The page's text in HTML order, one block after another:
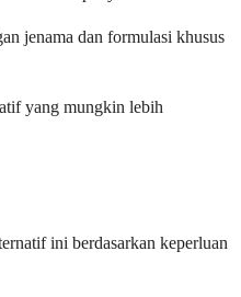
jenama dan formulasi khusus
yang mungkin lebih
ini berdasarkan keperluan